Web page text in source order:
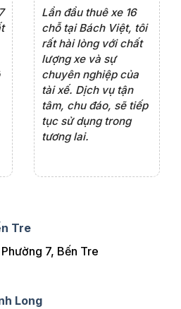
Lần đầu thuê xe 16
chỗ tại Bách Việt, tôi
rất hài lòng với chất
lượng xe và sự
chuyên nghiệp của
tài xế. Dịch vụ tận
tâm, chu đáo, sẽ tiếp
tục sử dụng trong
tương lai.
Tre
7, Bến Tre
Long